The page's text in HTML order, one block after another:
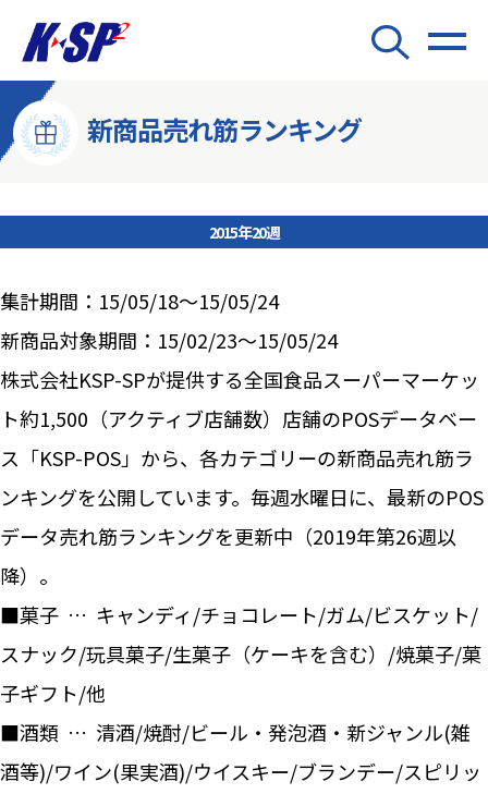
新商品売れ筋ランキング
2015年20週
集計期間：15/05/18～15/05/24
新商品対象期間：15/02/23～15/05/24
株式会社KSP-SPが提供する全国食品スーパーマーケッ
ト約1,500（アクティブ店舗数）店舗のPOSデータベー
ス「KSP-POS」から、各カテゴリーの新商品売れ筋ラ
ンキングを公開しています。毎週水曜日に、最新のPOS
データ売れ筋ランキングを更新中（2019年第26週以
降）。
■菓子 … キャンディ/チョコレート/ガム/ビスケット/
スナック/玩具菓子/生菓子（ケーキを含む）/焼菓子/菓
子ギフト/他
■酒類 … 清酒/焼酎/ビール・発泡酒・新ジャンル(雑
酒等)/ワイン(果実酒)/ウイスキー/ブランデー/スピリッ